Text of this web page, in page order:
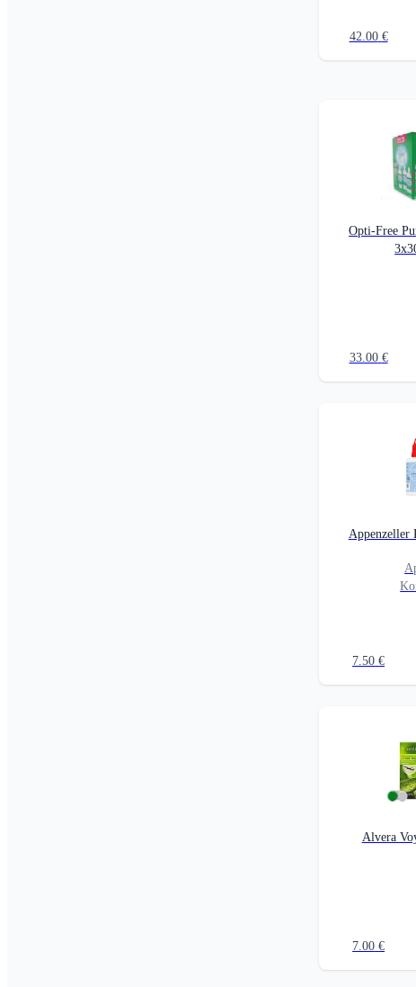
42.00 €
Opti-Free
33.00 €
Appenzeller
7.50 €
Alvera
7.00 €